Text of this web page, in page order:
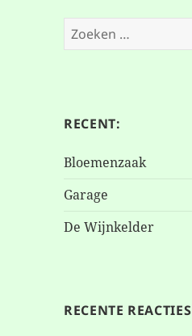
Zoeken
naar:
RECENT:
Bloemenzaak
Garage
De Wijnkelder
RECENTE REACTIES